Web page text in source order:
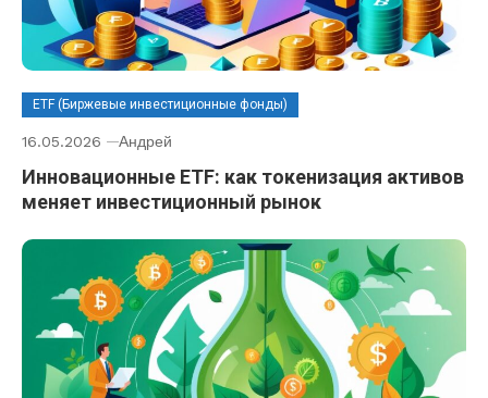
ETF (Биржевые инвестиционные фонды)
16.05.2026 Андрей
Инновационные ETF: как токенизация активов
меняет инвестиционный рынок